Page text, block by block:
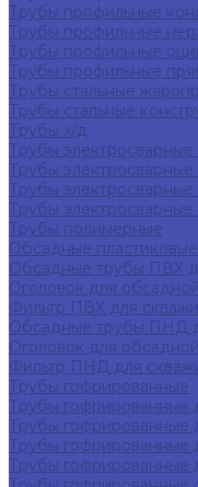
Трубы профильные
Трубы профильные
Трубы профильные
Трубы профильные
Трубы стальные
Трубы стальные
Трубы х/д
Трубы
Трубы
Трубы
Трубы
Трубы полимерные
Обсадные
Обсадные трубы ПВХ
Оголовок для
Фильтр ПВХ для
Обсадные трубы ПНД
Оголовок для
Фильтр ПНД для
Трубы гофрированные
Трубы гофрированные
Трубы гофрированные
Трубы гофрированные
Трубы гофрированные